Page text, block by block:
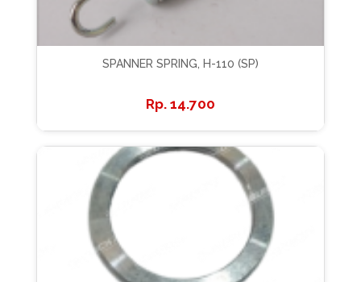
SPANNER SPRING, H-110 (SP)
14.700